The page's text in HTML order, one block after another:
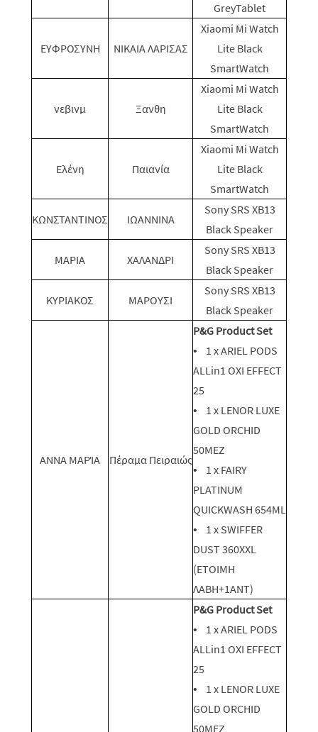
GreyTablet
ΕΥΦΡΟΣΥΝΗ ΝΙΚΑΙΑ ΛΑΡΙΣΑΣ
Xiaomi Mi Watch
Lite Black
SmartWatch
νεβινμ Ξανθη
Xiaomi Mi Watch
Lite Black
SmartWatch
Ελένη Παιανία
Xiaomi Mi Watch
Lite Black
SmartWatch
KΩΝΣΤΑΝΤΙΝΟΣ ΙΩΑΝΝΙΝΑ
Sony SRS XB13
Black Speaker
ΜΑΡΙΑ ΧΑΛΑΝΔΡΙ
Sony SRS XB13
Black Speaker
ΚΥΡΙΑΚΟΣ ΜΑΡΟΥΣΙ
Sony SRS XB13
Black Speaker
ΑΝΝΑ ΜΑΡΊΑ Πέραμα Πειραιώς
P&G Product Set
• 1 x ARIEL PODS
ALLin1 OXI EFFECT
25
• 1 x LENOR LUXE
GOLD ORCHID
50ΜEZ
• 1 x FAIRY
PLATINUM
QUICKWASH 654ML
• 1 x SWIFFER
DUST 360XXL
(ΕΤΟΙΜΗ
ΛΑΒΗ+1ΑΝΤ)
P&G Product Set
• 1 x ARIEL PODS
ALLin1 OXI EFFECT
25
• 1 x LENOR LUXE
GOLD ORCHID
50ΜEZ